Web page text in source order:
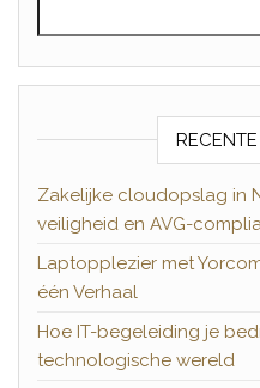
Zakelijke cloudopslag in
veiligheid en AVG-
Laptopplezier met
één Verhaal
Hoe IT-begeleiding je
technologische wereld